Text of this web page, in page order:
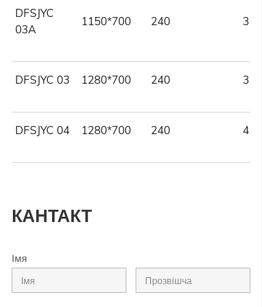
DFSJYC
03A
1150*700 240 3
DFSJYC 03 1280*700 240 3
DFSJYC 04 1280*700 240 4
КАНТАКТ
Імя